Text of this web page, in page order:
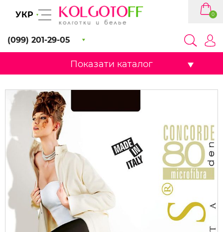
УКР
(099) 201-29-05
0
Показати каталог